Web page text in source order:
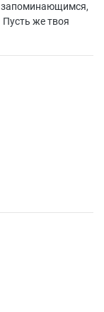
же твоя